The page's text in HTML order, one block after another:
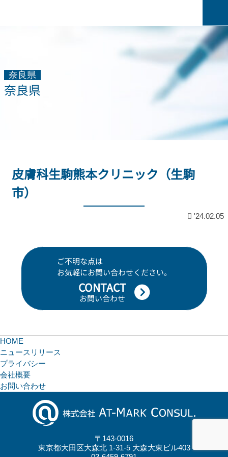
奈良県
奈良県
皮膚科生駒熊本クリニック（生駒
市）
'24.02.05
ご不明な点は
お気軽にお問い合わせください。
CONTACT
お問い合わせ
HOME
ニュースリリース
プライバシー
会社概要
お問い合わせ
〒143-0016
東京都大田区大森北 1-31-5 大森大東ビル403